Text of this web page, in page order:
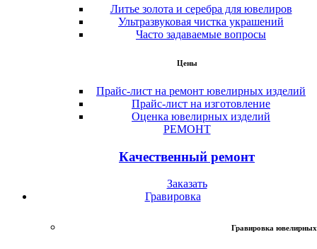
Литье золота и серебра для ювелиров
Ультразвуковая чистка украшений
Часто задаваемые вопросы
Цены
Прайс-лист на ремонт ювелирных изделий
Прайс-лист на изготовление
Оценка ювелирных изделий
РЕМОНТ
Качественный ремонт
Заказать
Гравировка
Гравировка ювелирных